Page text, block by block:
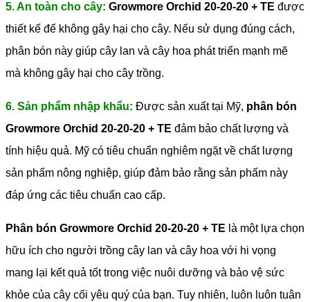
5. An toàn cho cây: Growmore Orchid 20-20-20 + TE được
thiết kế để không gây hại cho cây. Nếu sử dụng đúng cách,
phân bón này giúp cây lan và cây hoa phát triển mạnh mẽ
mà không gây hại cho cây trồng.
6. Sản phẩm nhập khẩu: Được sản xuất tại Mỹ, phân bón
Growmore Orchid 20-20-20 + TE đảm bảo chất lượng và
tính hiệu quả. Mỹ có tiêu chuẩn nghiêm ngặt về chất lượng
sản phẩm nông nghiệp, giúp đảm bảo rằng sản phẩm này
đáp ứng các tiêu chuẩn cao cấp.
Phân bón Growmore Orchid 20-20-20 + TE là một lựa chọn
hữu ích cho người trồng cây lan và cây hoa với hi vọng
mang lại kết quả tốt trong việc nuôi dưỡng và bảo vệ sức
khỏe của cây cối yêu quý của bạn. Tuy nhiên, luôn luôn tuân